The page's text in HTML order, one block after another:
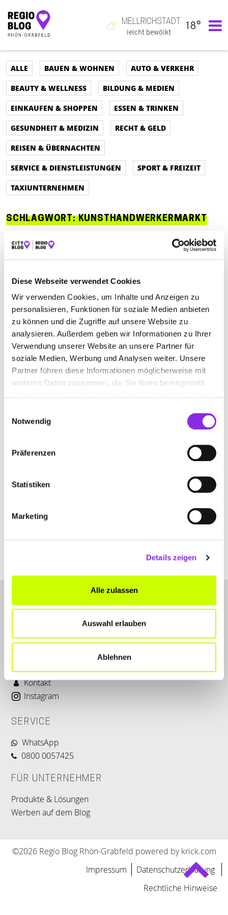
Diese Webseite verwendet Cookies
Wir verwenden Cookies, um Inhalte und Anzeigen zu
personalisieren, Funktionen für soziale Medien anbieten
zu können und die Zugriffe auf unsere Website zu
analysieren. Außerdem geben wir Informationen zu Ihrer
Verwendung unserer Website an unsere Partner für
soziale Medien, Werbung und Analysen weiter. Unsere
Partner führen diese Informationen möglicherweise mit
weiteren Daten zusammen, die Sie ihnen bereitgestellt
Notwendig
Präferenzen
Statistiken
Marketing
Details zeigen
Alle zulassen
Auswahl erlauben
Ablehnen
Hauptnavigation
MELLRICHSTADT
leicht bewölkt
18°
ALLE BAUEN & WOHNEN
AUTO & VERKEHR
BEAUTY & WELLNESS
BILDUNG & MEDIEN
EINKAUFEN & SHOPPEN
ESSEN & TRINKEN
GESUNDHEIT & MEDIZIN
RECHT & GELD
REISEN & ÜBERNACHTEN
SERVICE & DIENSTLEISTUNGEN
SPORT & FREIZEIT
TAXIUNTERNEHMEN
SCHLAGWORT:KUNSTHANDWERKERMARKT
ALLE AUTO & VERKEHR
ÄMTER & BEHÖRDEN
BILDUNG & MEDIEN
EINKAUFEN & SHOPPEN
ESSEN & TRINKEN
GESUNDHEIT & MEDIZIN
RECHT & GELD
REISEN & ÜBERNACHTEN
SERVICE & DIENSTLEISTUNGEN
SPORT & FREIZEIT
WEIHNACHTS- UND ADVENTSMÄRKTE IN R…
Kontakt
Instagram
SERVICE
WhatsApp
0800 0057425
FÜR UNTERNEHMER
Produkte & Lösungen
Werben auf dem Blog
©2026 Regio Blog Rhön-Grabfeld powered by krick.com
Impressum
Datenschutzerklärung
Rechtliche Hinweise